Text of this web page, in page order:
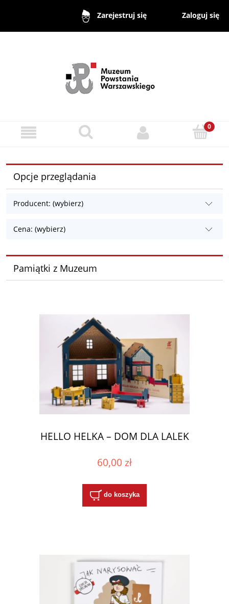
Zarejestruj się Zaloguj się
Opcje przeglądania
Producent: (wybierz)
Cena: (wybierz)
Pamiątki z Muzeum
HELLO HELKA – DOM DLA LALEK
60,00 zł
do koszyka